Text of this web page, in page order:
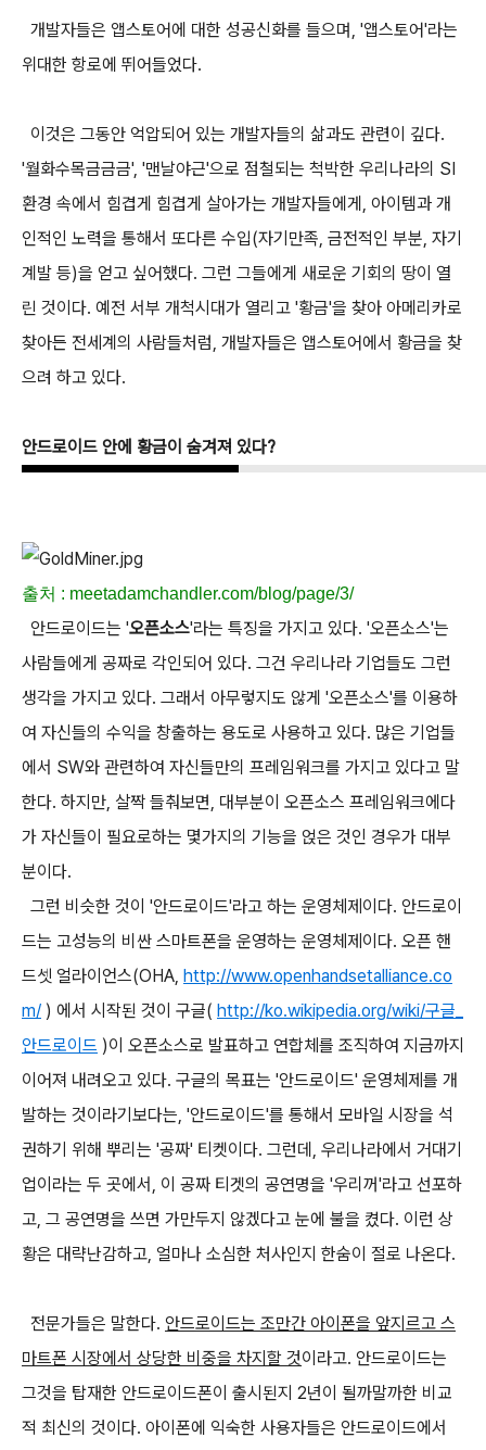
개발자들은 앱스토어에 대한 성공신화를 들으며, '앱스토어'라는
위대한 항로에 뛰어들었다.
이것은 그동안 억압되어 있는 개발자들의 삶과도 관련이 깊다.
'월화수목금금금', '맨날야근'으로 점철되는 척박한 우리나라의 SI
환경 속에서 힘겹게 힘겹게 살아가는 개발자들에게, 아이템과 개
인적인 노력을 통해서 또다른 수입(자기만족, 금전적인 부분, 자기
계발 등)을 얻고 싶어했다. 그런 그들에게 새로운 기회의 땅이 열
린 것이다. 예전 서부 개척시대가 열리고 '황금'을 찾아 아메리카로
찾아든 전세계의 사람들처럼, 개발자들은 앱스토어에서 황금을 찾
으려 하고 있다.
안드로이드 안에 황금이 숨겨져 있다?
출처 : meetadamchandler.com/blog/page/3/
안드로이드는 '오픈소스'라는 특징을 가지고 있다. '오픈소스'는
사람들에게 공짜로 각인되어 있다. 그건 우리나라 기업들도 그런
생각을 가지고 있다. 그래서 아무렇지도 않게 '오픈소스'를 이용하
여 자신들의 수익을 창출하는 용도로 사용하고 있다. 많은 기업들
에서 SW와 관련하여 자신들만의 프레임워크를 가지고 있다고 말
한다. 하지만, 살짝 들춰보면, 대부분이 오픈소스 프레임워크에다
가 자신들이 필요로하는 몇가지의 기능을 얹은 것인 경우가 대부
분이다.
그런 비슷한 것이 '안드로이드'라고 하는 운영체제이다. 안드로이
드는 고성능의 비싼 스마트폰을 운영하는 운영체제이다. 오픈 핸
드셋 얼라이언스(OHA, http://www.openhandsetalliance.co
m/ ) 에서 시작된 것이 구글( http://ko.wikipedia.org/wiki/구글_
안드로이드 )이 오픈소스로 발표하고 연합체를 조직하여 지금까지
이어져 내려오고 있다. 구글의 목표는 '안드로이드' 운영체제를 개
발하는 것이라기보다는, '안드로이드'를 통해서 모바일 시장을 석
권하기 위해 뿌리는 '공짜' 티켓이다. 그런데, 우리나라에서 거대기
업이라는 두 곳에서, 이 공짜 티겟의 공연명을 '우리꺼'라고 선포하
고, 그 공연명을 쓰면 가만두지 않겠다고 눈에 불을 켰다. 이런 상
황은 대략난감하고, 얼마나 소심한 처사인지 한숨이 절로 나온다.
전문가들은 말한다. 안드로이드는 조만간 아이폰을 앞지르고 스
마트폰 시장에서 상당한 비중을 차지할 것이라고. 안드로이드는
그것을 탑재한 안드로이드폰이 출시된지 2년이 될까말까한 비교
적 최신의 것이다. 아이폰에 익숙한 사용자들은 안드로이드에서